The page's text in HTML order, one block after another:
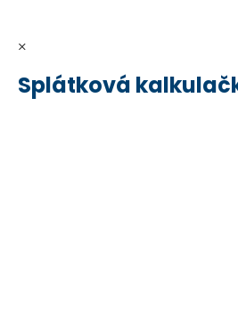
×
Splátková